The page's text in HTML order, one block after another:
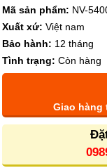
Mã sản phẩm: NV-
Xuất xứ: Việt nam
Bảo hành: 12 tháng
Tình trạng: Còn hàng
Giao hàng